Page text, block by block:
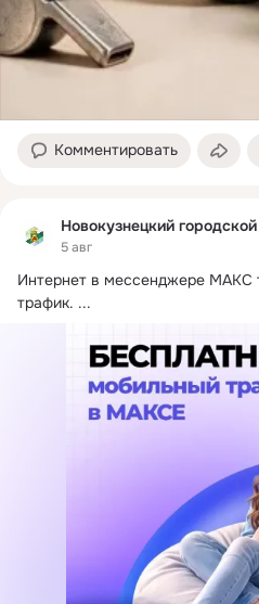
Комментировать
5 авг
Интернет в мессенджере МАКС
трафик. ...